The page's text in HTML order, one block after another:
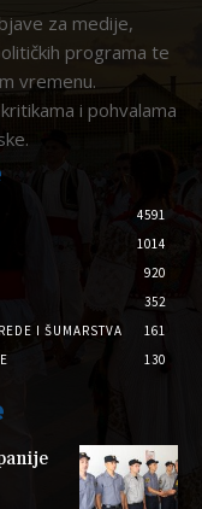
za medije,
programa te
vremenu.
i pohvalama
4591
1014
920
352
I ŠUMARSTVA
161
130